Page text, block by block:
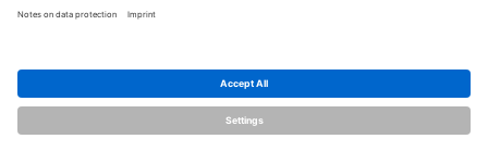
© ALLPLAN Schweiz AG ALLPLAN ist Teil derNemetschek Group